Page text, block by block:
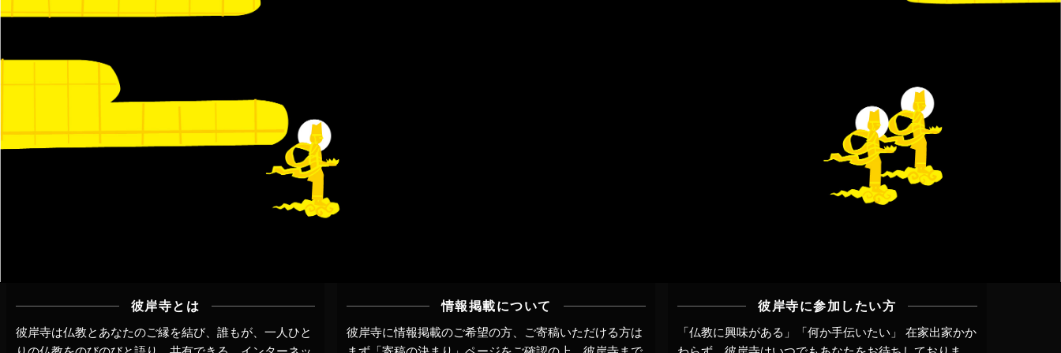
彼岸寺とは
彼岸寺は仏教とあなたのご縁を結び、誰もが、一人ひと
情報掲載について
彼岸寺に情報掲載のご希望の方、ご寄稿いただける方は
彼岸寺に参加したい方
「仏教に興味がある」「何か手伝いたい」 在家出家かか